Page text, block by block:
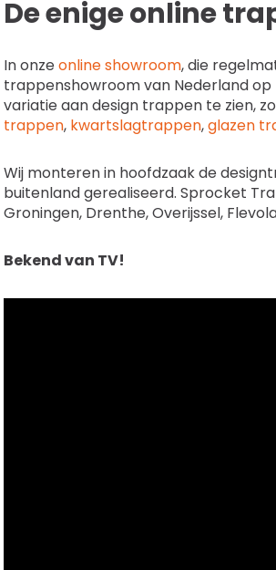
De enige online
In onzeonline showroom, die
trappenshowroom van Nederland
variatie aan design trappen te zien,
trappen, kwartslagtrappen,glazen
Wij monteren in hoofdzaak de
buitenland gerealiseerd. Sprocket
Groningen, Drenthe, Overijssel,
Bekend van TV!